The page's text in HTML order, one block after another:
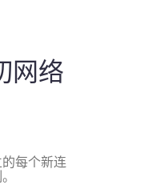
网络
每个新连